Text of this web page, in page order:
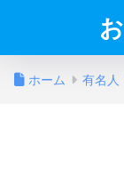
ホーム 有名人